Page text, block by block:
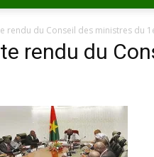
rendu du Conseil des ministres du
rendu du